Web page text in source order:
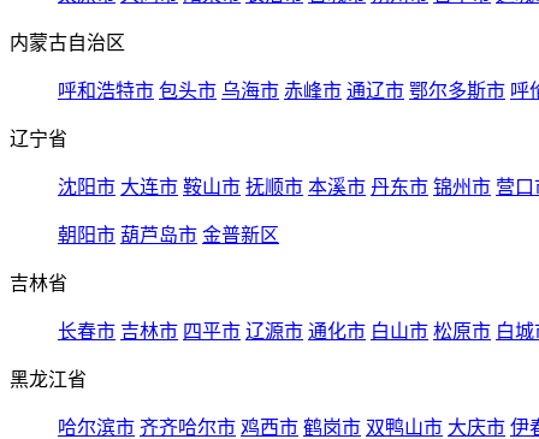
内蒙古自治区
呼和浩特市 包头市 乌海市 赤峰市 通辽市 鄂尔多斯市 呼
辽宁省
沈阳市 大连市 鞍山市 抚顺市 本溪市 丹东市 锦州市 营口
朝阳市 葫芦岛市 金普新区
吉林省
长春市 吉林市 四平市 辽源市 通化市 白山市 松原市 白城
黑龙江省
哈尔滨市 齐齐哈尔市 鸡西市 鹤岗市 双鸭山市 大庆市 伊